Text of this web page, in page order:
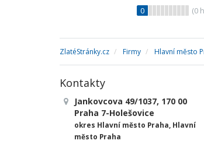
0
(0
ZlatéStránky.cz Firmy Hlavní město
Kontakty
Jankovcova 49/1037, 170 00
Praha 7-Holešovice
okres Hlavní město Praha, Hlavní
město Praha